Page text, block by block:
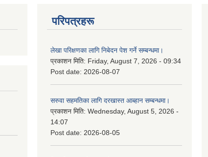
परिपत्रहरू
लेखा परिक्षणका लागि निबेदन पेश गर्ने सम्बन्धमा।
प्रकाशन मिति: Friday, August 7, 2026 - 09:34
Post date: 2026-08-07
सरुवा सहमतिका लागि दरखास्त आब्हान सम्बन्धमा।
प्रकाशन मिति: Wednesday, August 5, 2026 -
14:07
Post date: 2026-08-05